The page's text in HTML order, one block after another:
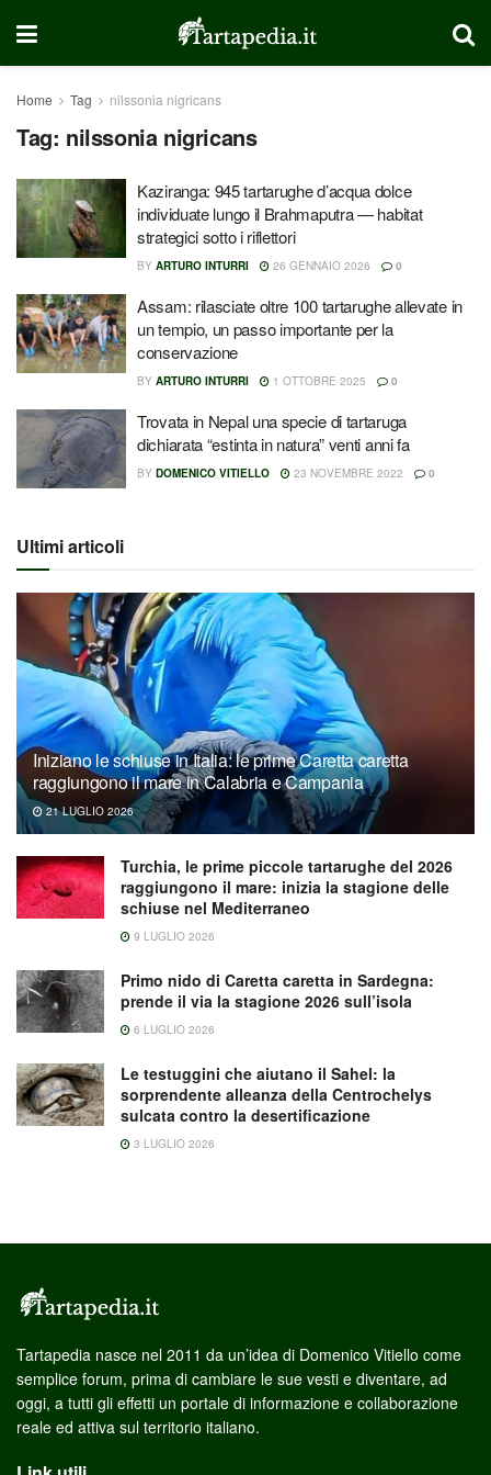
Home Tag nilssonia nigricans
Tag: nilssonia nigricans
Kaziranga: 945 tartarughe d’acqua dolce
individuate lungo il Brahmaputra — habitat
strategici sotto i riflettori
BY ARTURO INTURRI 26 GENNAIO 2026 0
Assam: rilasciate oltre 100 tartarughe allevate in
un tempio, un passo importante per la
conservazione
BY ARTURO INTURRI 1 OTTOBRE 2025 0
Trovata in Nepal una specie di tartaruga
dichiarata “estinta in natura” venti anni fa
BY DOMENICO VITIELLO 23 NOVEMBRE 2022 0
Ultimi articoli
Iniziano le schiuse in Italia: le prime Caretta caretta
raggiungono il mare in Calabria e Campania
21 LUGLIO 2026
Turchia, le prime piccole tartarughe del 2026
raggiungono il mare: inizia la stagione delle
schiuse nel Mediterraneo
9 LUGLIO 2026
Primo nido di Caretta caretta in Sardegna:
prende il via la stagione 2026 sull’isola
6 LUGLIO 2026
Le testuggini che aiutano il Sahel: la
sorprendente alleanza della Centrochelys
sulcata contro la desertificazione
3 LUGLIO 2026
Tartapedia nasce nel 2011 da un’idea di Domenico Vitiello come
semplice forum, prima di cambiare le sue vesti e diventare, ad
oggi, a tutti gli effetti un portale di informazione e collaborazione
reale ed attiva sul territorio italiano.